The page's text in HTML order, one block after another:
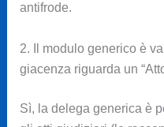
antifrode.
2. Il modulo generico è
giacenza riguarda un
Sì, la delega generica è